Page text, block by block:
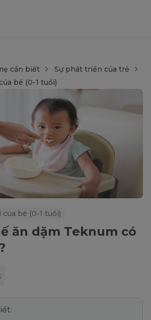
cần biết
Sự phát triển của trẻ
bé (0-1 tuổi)
bé (0-1 tuổi)
ăn dặm Teknum có